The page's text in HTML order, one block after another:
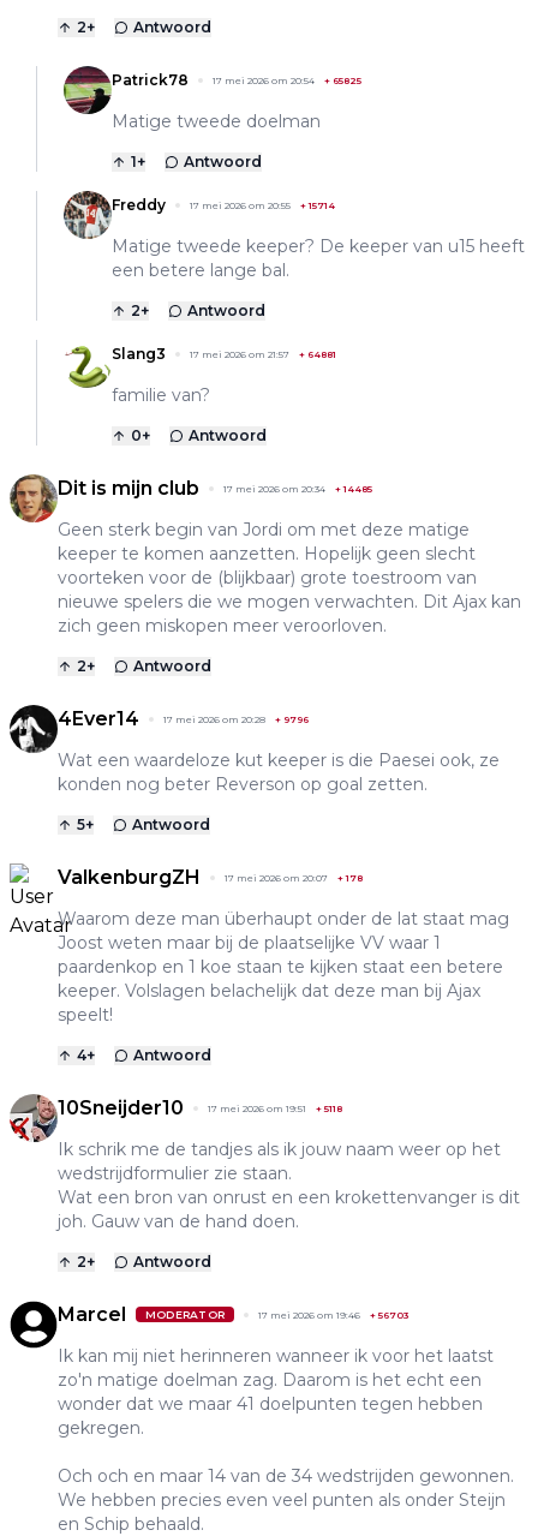
2+ Antwoord
Patrick78 17 mei 2026 om 20:54 + 65825
Matige tweede doelman
1+ Antwoord
Freddy 17 mei 2026 om 20:55 +15714
Matige tweede keeper? De keeper van u15 heeft
een betere lange bal.
2+ Antwoord
Slang3 17 mei 2026 om 21:57 + 64881
familie van?
0+ Antwoord
Dit is mijn club 17 mei 2026 om 20:34 +14485
Geen sterk begin van Jordi om met deze matige
keeper te komen aanzetten. Hopelijk geen slecht
voorteken voor de (blijkbaar) grote toestroom van
nieuwe spelers die we mogen verwachten. Dit Ajax kan
zich geen miskopen meer veroorloven.
2+ Antwoord
4Ever14 17 mei 2026 om 20:28 + 9796
Wat een waardeloze kut keeper is die Paesei ook, ze
konden nog beter Reverson op goal zetten.
5+ Antwoord
ValkenburgZH 17 mei 2026 om 20:07 +178
Waarom deze man überhaupt onder de lat staat mag
Joost weten maar bij de plaatselijke VV waar 1
paardenkop en 1 koe staan te kijken staat een betere
keeper. Volslagen belachelijk dat deze man bij Ajax
speelt!
4+ Antwoord
10Sneijder10 17 mei 2026 om 19:51 + 5118
Ik schrik me de tandjes als ik jouw naam weer op het
wedstrijdformulier zie staan.
Wat een bron van onrust en een krokettenvanger is dit
joh. Gauw van de hand doen.
2+ Antwoord
Marcel MODERATOR 17 mei 2026 om 19:46 +56703
Ik kan mij niet herinneren wanneer ik voor het laatst
zo'n matige doelman zag. Daarom is het echt een
wonder dat we maar 41 doelpunten tegen hebben
gekregen.
Och och en maar 14 van de 34 wedstrijden gewonnen.
We hebben precies even veel punten als onder Steijn
en Schip behaald.